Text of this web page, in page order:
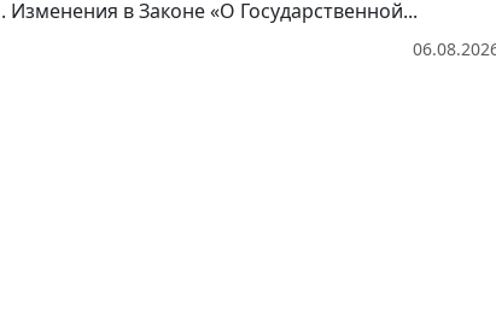
Изменения в Законе «О Государственной...